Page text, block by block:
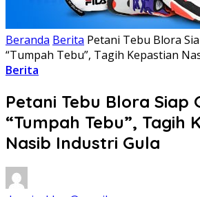
Beranda Berita Petani Tebu Blora
“Tumpah Tebu”, Tagih Kepastian
Berita
Petani Tebu Blora Siap
“Tumpah Tebu”, Tagih
Nasib Industri Gula